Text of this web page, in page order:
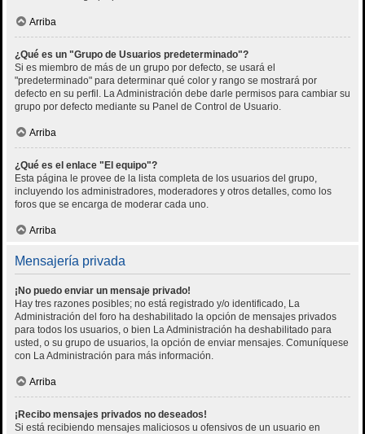
Arriba
¿Qué es un "Grupo de Usuarios predeterminado"?
Si es miembro de más de un grupo por defecto, se usará el
"predeterminado" para determinar qué color y rango se mostrará por
defecto en su perfil. La Administración debe darle permisos para cambiar su
grupo por defecto mediante su Panel de Control de Usuario.
Arriba
¿Qué es el enlace "El equipo"?
Esta página le provee de la lista completa de los usuarios del grupo,
incluyendo los administradores, moderadores y otros detalles, como los
foros que se encarga de moderar cada uno.
Arriba
Mensajería privada
¡No puedo enviar un mensaje privado!
Hay tres razones posibles; no está registrado y/o identificado, La
Administración del foro ha deshabilitado la opción de mensajes privados
para todos los usuarios, o bien La Administración ha deshabilitado para
usted, o su grupo de usuarios, la opción de enviar mensajes. Comuníquese
con La Administración para más información.
Arriba
¡Recibo mensajes privados no deseados!
Si está recibiendo mensajes maliciosos u ofensivos de un usuario en